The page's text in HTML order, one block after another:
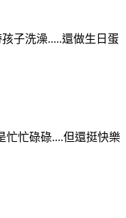
子洗澡.....還做生日蛋
忙忙碌碌....但還挺快樂